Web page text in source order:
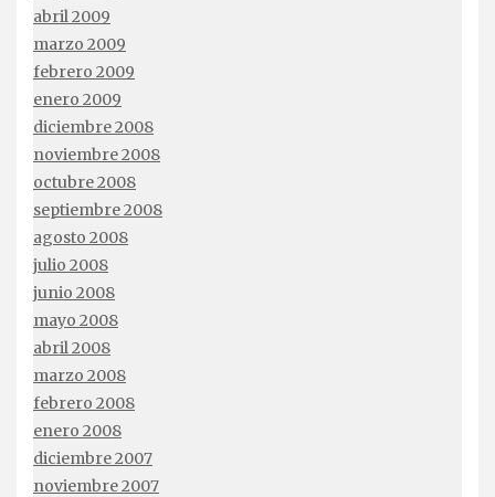
abril 2009
marzo 2009
febrero 2009
enero 2009
diciembre 2008
noviembre 2008
octubre 2008
septiembre 2008
agosto 2008
julio 2008
junio 2008
mayo 2008
abril 2008
marzo 2008
febrero 2008
enero 2008
diciembre 2007
noviembre 2007